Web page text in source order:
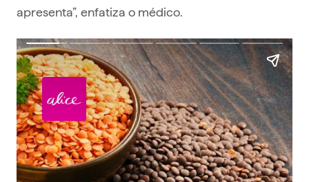
apresenta”, enfatiza o médico.